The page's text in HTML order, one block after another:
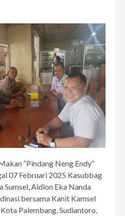
“Pindang Neng Endy”
07 Februari 2025 Kasubbag
Sumsel, Aldion Eka Nanda
bersama Kanit Kamsel
Palembang, Sudiantoro,